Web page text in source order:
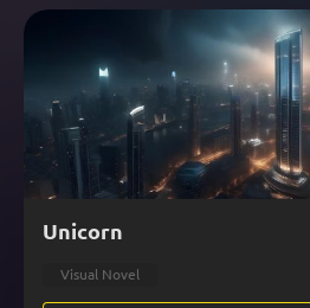
Unicorn
Visual Novel